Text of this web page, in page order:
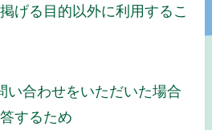
げる目的以外に利用するこ
い合わせをいただいた場合
するため